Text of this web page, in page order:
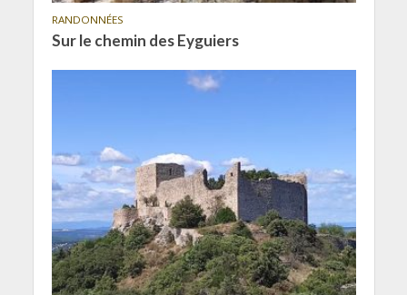
RANDONNÉES
Sur le chemin des Eyguiers